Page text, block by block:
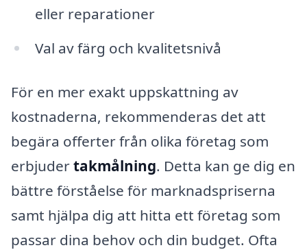
eller reparationer
Val av färg och kvalitetsnivå
För en mer exakt uppskattning av
kostnaderna, rekommenderas det att
begära offerter från olika företag som
erbjudertakmålning. Detta kan ge dig en
bättre förståelse för marknadspriserna
samt hjälpa dig att hitta ett företag som
passar dina behov och din budget. Ofta